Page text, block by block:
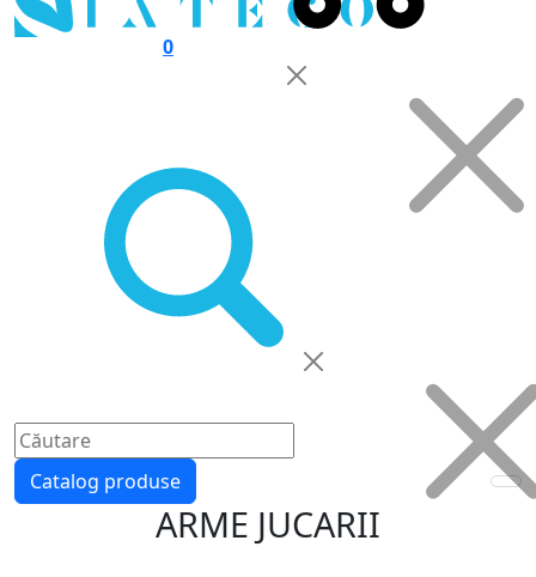
0
Catalog produse
ARME JUCARII